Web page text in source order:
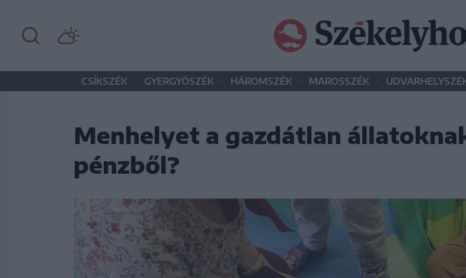
CSÍKSZÉK • GYERGYÓSZÉK • HÁROMSZÉK • MAROSSZÉK •
Menhelyet a gazdátlan
pénzből?